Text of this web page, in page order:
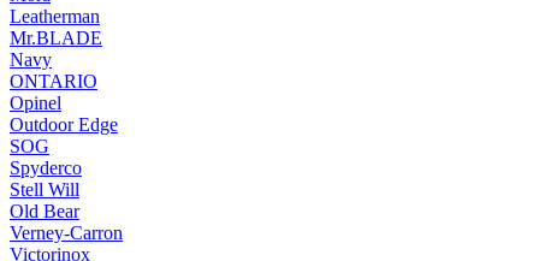
Leatherman
Mr.BLADE
Navy
ONTARIO
Opinel
Outdoor Edge
SOG
Spyderco
Stell Will
Old Bear
Verney-Carron
Victorinox